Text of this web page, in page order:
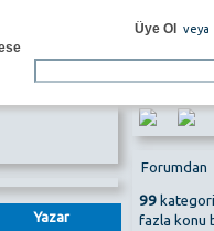
Üye Ol veya
Forumdan
99
fazla konu
Yazar